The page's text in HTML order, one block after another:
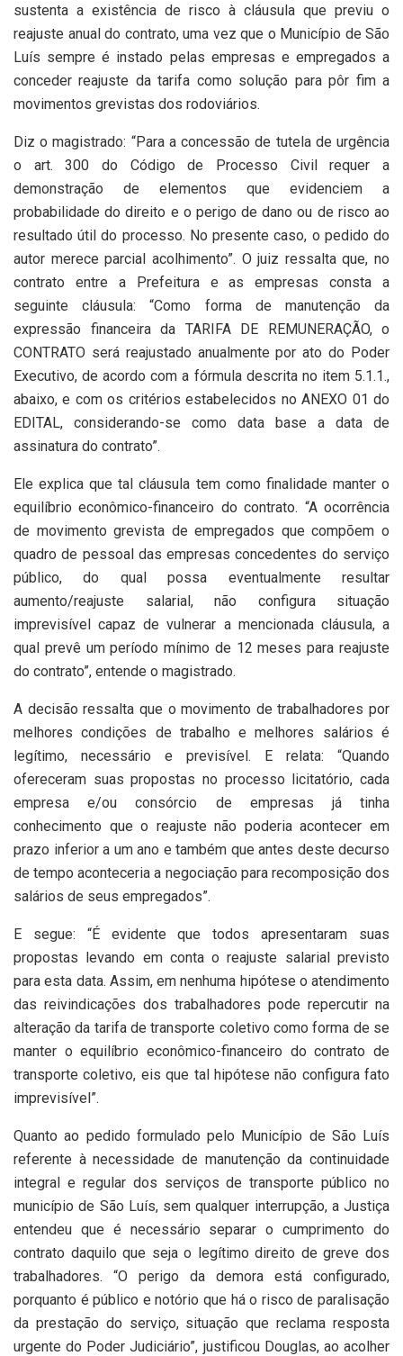
sustenta a existência de risco à cláusula que previu o
reajuste anual do contrato, uma vez que o Município de São
Luís sempre é instado pelas empresas e empregados a
conceder reajuste da tarifa como solução para pôr fim a
movimentos grevistas dos rodoviários.
Diz o magistrado: “Para a concessão de tutela de urgência
o art. 300 do Código de Processo Civil requer a
demonstração de elementos que evidenciem a
probabilidade do direito e o perigo de dano ou de risco ao
resultado útil do processo. No presente caso, o pedido do
autor merece parcial acolhimento”. O juiz ressalta que, no
contrato entre a Prefeitura e as empresas consta a
seguinte cláusula: “Como forma de manutenção da
expressão financeira da TARIFA DE REMUNERAÇÃO, o
CONTRATO será reajustado anualmente por ato do Poder
Executivo, de acordo com a fórmula descrita no item 5.1.1.,
abaixo, e com os critérios estabelecidos no ANEXO 01 do
EDITAL, considerando-se como data base a data de
assinatura do contrato”.
Ele explica que tal cláusula tem como finalidade manter o
equilíbrio econômico-financeiro do contrato. “A ocorrência
de movimento grevista de empregados que compõem o
quadro de pessoal das empresas concedentes do serviço
público, do qual possa eventualmente resultar
aumento/reajuste salarial, não configura situação
imprevisível capaz de vulnerar a mencionada cláusula, a
qual prevê um período mínimo de 12 meses para reajuste
do contrato”, entende o magistrado.
A decisão ressalta que o movimento de trabalhadores por
melhores condições de trabalho e melhores salários é
legítimo, necessário e previsível. E relata: “Quando
ofereceram suas propostas no processo licitatório, cada
empresa e/ou consórcio de empresas já tinha
conhecimento que o reajuste não poderia acontecer em
prazo inferior a um ano e também que antes deste decurso
de tempo aconteceria a negociação para recomposição dos
salários de seus empregados”.
E segue: “É evidente que todos apresentaram suas
propostas levando em conta o reajuste salarial previsto
para esta data. Assim, em nenhuma hipótese o atendimento
das reivindicações dos trabalhadores pode repercutir na
alteração da tarifa de transporte coletivo como forma de se
manter o equilíbrio econômico-financeiro do contrato de
transporte coletivo, eis que tal hipótese não configura fato
imprevisível”.
Quanto ao pedido formulado pelo Município de São Luís
referente à necessidade de manutenção da continuidade
integral e regular dos serviços de transporte público no
município de São Luís, sem qualquer interrupção, a Justiça
entendeu que é necessário separar o cumprimento do
contrato daquilo que seja o legítimo direito de greve dos
trabalhadores. “O perigo da demora está configurado,
porquanto é público e notório que há o risco de paralisação
da prestação do serviço, situação que reclama resposta
urgente do Poder Judiciário”, justificou Douglas, ao acolher